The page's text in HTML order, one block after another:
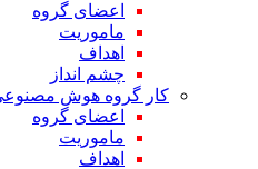
اعضای گروه
ماموریت
اهداف
چشم انداز
کار گروه هوش مصنوعی
اعضای گروه
ماموریت
اهداف